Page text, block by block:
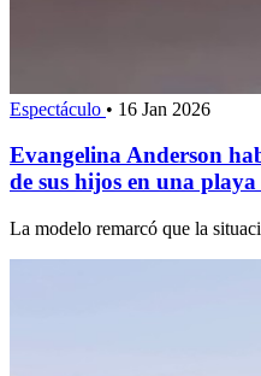
Espectáculo • 16 Jan 2026
Evangelina Anderson
de sus hijos en una
La modelo remarcó que la